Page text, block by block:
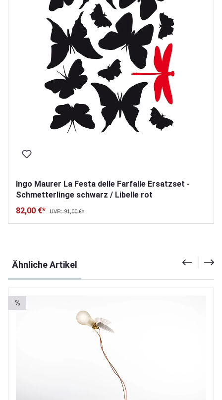
Ingo Maurer La Festa delle Farfalle Ersatzset -
Schmetterlinge schwarz / Libelle rot
82,00 €*
UVP: 91,00 €*
Ähnliche Artikel
%